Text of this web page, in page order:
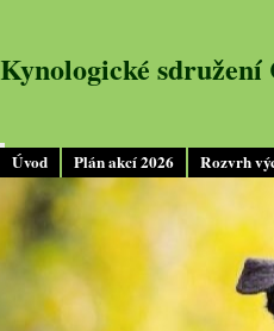
Úvod Plán akcí 2026 Rozvrh
Kynologické sdružení